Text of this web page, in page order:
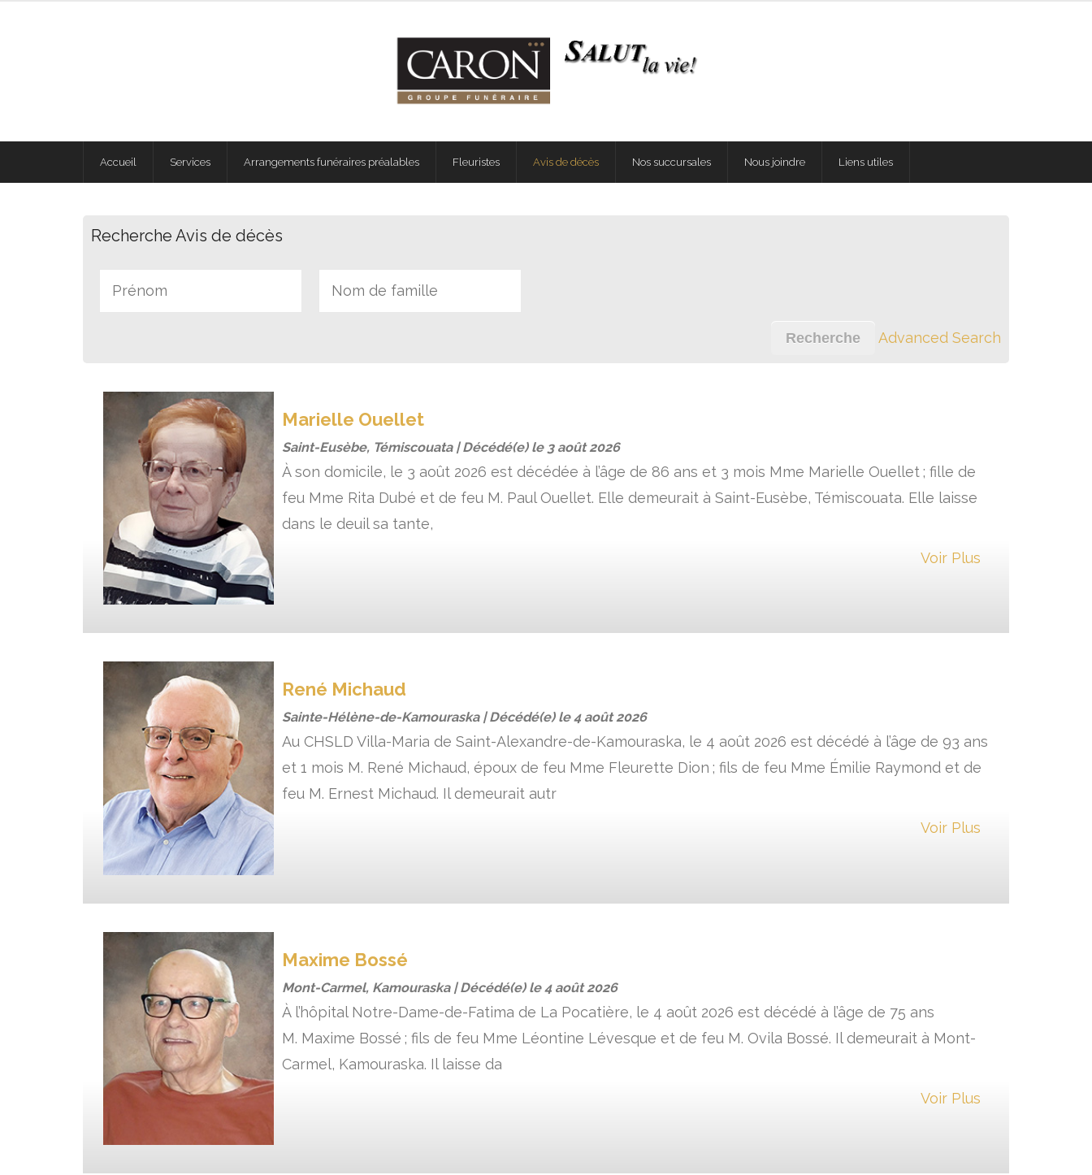
Accueil Services Arrangements funéraires préalables Fleuristes Avis de décès Nos succursales Nous joindre Liens utiles
Recherche Avis de décès
Advanced Search
Marielle Ouellet
Saint-Eusèbe, Témiscouata | Décédé(e) le 3 août 2026
À son domicile, le 3 août 2026 est décédée à l’âge de 86 ans et 3 mois Mme Marielle Ouellet ; fille de
feu Mme Rita Dubé et de feu M. Paul Ouellet. Elle demeurait à Saint-Eusèbe, Témiscouata. Elle laisse
dans le deuil sa tante,
Voir Plus
René Michaud
Sainte-Hélène-de-Kamouraska | Décédé(e) le4 août 2026
Au CHSLD Villa-Maria de Saint-Alexandre-de-Kamouraska, le 4 août 2026 est décédé à l’âge de 93 ans
et 1 mois M. René Michaud, époux de feu Mme Fleurette Dion ; fils de feu Mme Émilie Raymond et de
feu M. Ernest Michaud. Il demeurait autr
Voir Plus
Maxime Bossé
Mont-Carmel, Kamouraska | Décédé(e) le4 août 2026
À l’hôpital Notre-Dame-de-Fatima de La Pocatière, le 4 août 2026 est décédé à l’âge de 75 ans
M. Maxime Bossé ; fils de feu Mme Léontine Lévesque et de feu M. Ovila Bossé. Il demeurait à Mont-
Carmel, Kamouraska. Il laisse da
Voir Plus